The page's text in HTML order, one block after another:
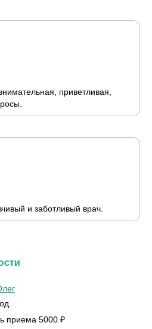
приветливая,
и заботливый врач.
приема 5000 ₽